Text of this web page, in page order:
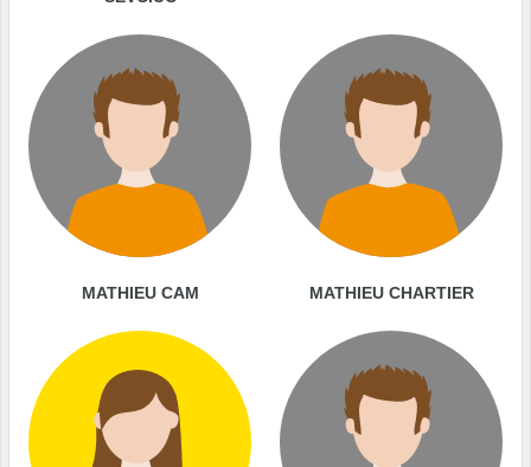
MATHIEU CAM MATHIEU CHARTIER